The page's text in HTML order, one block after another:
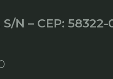
N – CEP: